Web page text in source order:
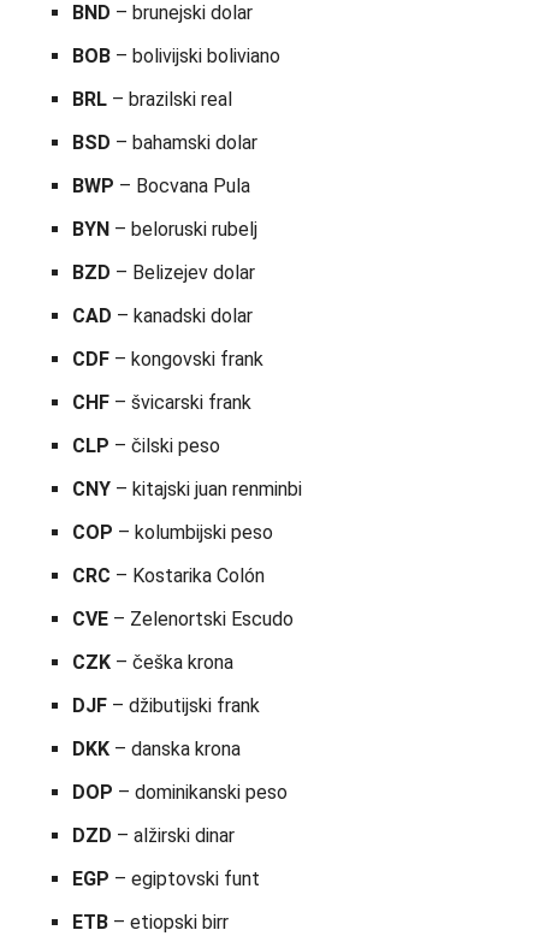
BND – brunejski dolar
BOB – bolivijski boliviano
BRL – brazilski real
BSD – bahamski dolar
BWP – Bocvana Pula
BYN – beloruski rubelj
BZD – Belizejev dolar
CAD – kanadski dolar
CDF – kongovski frank
CHF – švicarski frank
CLP – čilski peso
CNY – kitajski juan renminbi
COP – kolumbijski peso
CRC – Kostarika Colón
CVE – Zelenortski Escudo
CZK – češka krona
DJF – džibutijski frank
DKK – danska krona
DOP – dominikanski peso
DZD – alžirski dinar
EGP – egiptovski funt
ETB – etiopski birr